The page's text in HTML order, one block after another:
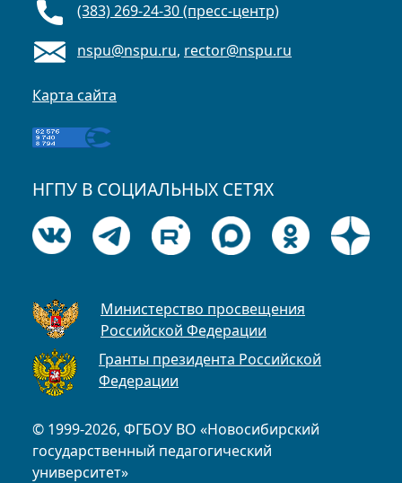
© 1999-2026, ФГБОУ ВО «Новосибирский
государственный педагогический
университет»
(383) 269-24-30 (пресс-центр)
nspu@nspu.ru, rector@nspu.ru
Карта сайта
НГПУ В СОЦИАЛЬНЫХ СЕТЯХ
Министерство просвещения
Российской Федерации
Гранты президента Российской
Федерации